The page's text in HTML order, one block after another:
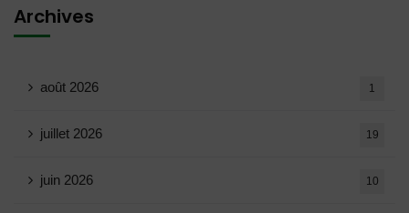
Archives
août 2026 1
juillet 2026 19
juin 2026 10